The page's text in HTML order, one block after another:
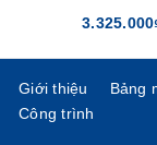
Giới thiệu Bảng
Công trình